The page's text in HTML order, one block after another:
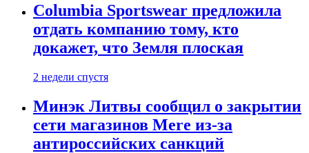
Columbia Sportswear предложила
отдать компанию тому, кто
докажет, что Земля плоская
2 недели спустя
Минэк Литвы сообщил о закрытии
сети магазинов Mere из-за
антироссийских санкций